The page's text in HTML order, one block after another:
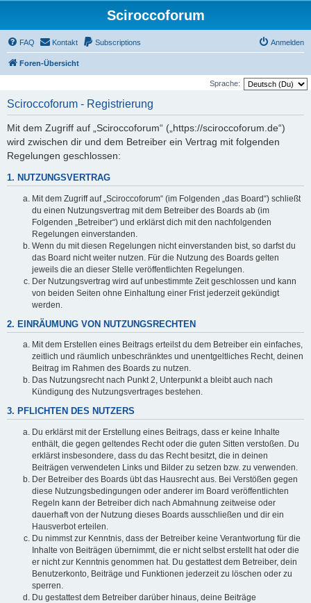
Sciroccoforum
FAQ Kontakt Subscriptions Anmelden
Foren-Übersicht
Sprache:
Sciroccoforum - Registrierung
Mit dem Zugriff auf „Sciroccoforum“ („https://sciroccoforum.de“)
wird zwischen dir und dem Betreiber ein Vertrag mit folgenden
Regelungen geschlossen:
1. NUTZUNGSVERTRAG
Mit dem Zugriff auf „Sciroccoforum“ (im Folgenden „das Board“) schließt
du einen Nutzungsvertrag mit dem Betreiber des Boards ab (im
Folgenden „Betreiber“) und erklärst dich mit den nachfolgenden
Regelungen einverstanden.
Wenn du mit diesen Regelungen nicht einverstanden bist, so darfst du
das Board nicht weiter nutzen. Für die Nutzung des Boards gelten
jeweils die an dieser Stelle veröffentlichten Regelungen.
Der Nutzungsvertrag wird auf unbestimmte Zeit geschlossen und kann
von beiden Seiten ohne Einhaltung einer Frist jederzeit gekündigt
werden.
2. EINRÄUMUNG VON NUTZUNGSRECHTEN
Mit dem Erstellen eines Beitrags erteilst du dem Betreiber ein einfaches,
zeitlich und räumlich unbeschränktes und unentgeltliches Recht, deinen
Beitrag im Rahmen des Boards zu nutzen.
Das Nutzungsrecht nach Punkt 2, Unterpunkt a bleibt auch nach
Kündigung des Nutzungsvertrages bestehen.
3. PFLICHTEN DES NUTZERS
Du erklärst mit der Erstellung eines Beitrags, dass er keine Inhalte
enthält, die gegen geltendes Recht oder die guten Sitten verstoßen. Du
erklärst insbesondere, dass du das Recht besitzt, die in deinen
Beiträgen verwendeten Links und Bilder zu setzen bzw. zu verwenden.
Der Betreiber des Boards übt das Hausrecht aus. Bei Verstößen gegen
diese Nutzungsbedingungen oder anderer im Board veröffentlichten
Regeln kann der Betreiber dich nach Abmahnung zeitweise oder
dauerhaft von der Nutzung dieses Boards ausschließen und dir ein
Hausverbot erteilen.
Du nimmst zur Kenntnis, dass der Betreiber keine Verantwortung für die
Inhalte von Beiträgen übernimmt, die er nicht selbst erstellt hat oder die
er nicht zur Kenntnis genommen hat. Du gestattest dem Betreiber, dein
Benutzerkonto, Beiträge und Funktionen jederzeit zu löschen oder zu
sperren.
Du gestattest dem Betreiber darüber hinaus, deine Beiträge